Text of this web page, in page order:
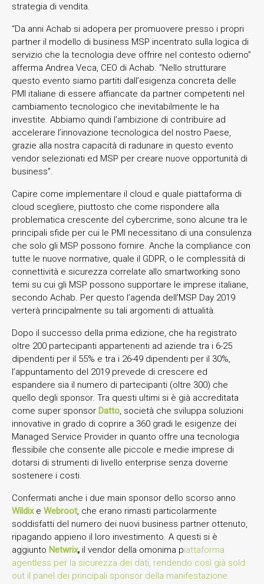
strategia di vendita.
“Da anni Achab si adopera per promuovere presso i propri
partner il modello di business MSP incentrato sulla logica di
servizio che la tecnologia deve offrire nel contesto odierno”
afferma Andrea Veca, CEO di Achab. “Nello strutturare
questo evento siamo partiti dall’esigenza concreta delle
PMI italiane di essere affiancate da partner competenti nel
cambiamento tecnologico che inevitabilmente le ha
investite. Abbiamo quindi l’ambizione di contribuire ad
accelerare l’innovazione tecnologica del nostro Paese,
grazie alla nostra capacità di radunare in questo evento
vendor selezionati ed MSP per creare nuove opportunità di
business”.
Capire come implementare il cloud e quale piattaforma di
cloud scegliere, piuttosto che come rispondere alla
problematica crescente del cybercrime, sono alcune tra le
principali sfide per cui le PMI necessitano di una consulenza
che solo gli MSP possono fornire. Anche la compliance con
tutte le nuove normative, quale il GDPR, o le complessità di
connettività e sicurezza correlate allo smartworking sono
temi su cui gli MSP possono supportare le imprese italiane,
secondo Achab. Per questo l’agenda dell’MSP Day 2019
verterà principalmente su tali argomenti di attualità.
Dopo il successo della prima edizione, che ha registrato
oltre 200 partecipanti appartenenti ad aziende tra i 6-25
dipendenti per il 55% e tra i 26-49 dipendenti per il 30%,
l’appuntamento del 2019 prevede di crescere ed
espandere sia il numero di partecipanti (oltre 300) che
quello degli sponsor. Tra questi ultimi si è già accreditata
come super sponsor Datto, società che sviluppa soluzioni
innovative in grado di coprire a 360 gradi le esigenze dei
Managed Service Provider in quanto offre una tecnologia
flessibile che consente alle piccole e medie imprese di
dotarsi di strumenti di livello enterprise senza doverne
sostenere i costi.
Confermati anche i due main sponsor dello scorso anno
Wildixe Webroot, che erano rimasti particolarmente
soddisfatti del numero dei nuovi business partner ottenuto,
ripagando appieno il loro investimento. A questi si è
aggiunto Netwrix, il vendor della omonima piattaforma
agentless per la sicurezza dei dati, rendendo così già sold
out il panel dei principali sponsor della manifestazione.